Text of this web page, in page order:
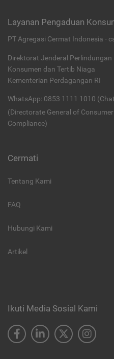
Layanan Pengaduan
PT Agregasi Cermat Indonesia -
Direktorat Jenderal Perlindungan
Konsumen dan Tertib Niaga
Kementerian Perdagangan RI
WhatsApp: 0853 1111 1010
(Directorate General of
Compliance)
Cermati
Tentang Kami
FAQ
Hubungi Kami
Artikel
Ikuti Media Sosial Kami